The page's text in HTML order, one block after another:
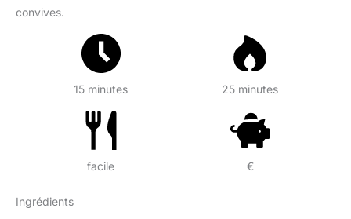
convives.
15 minutes 25 minutes
facile €
Ingrédients